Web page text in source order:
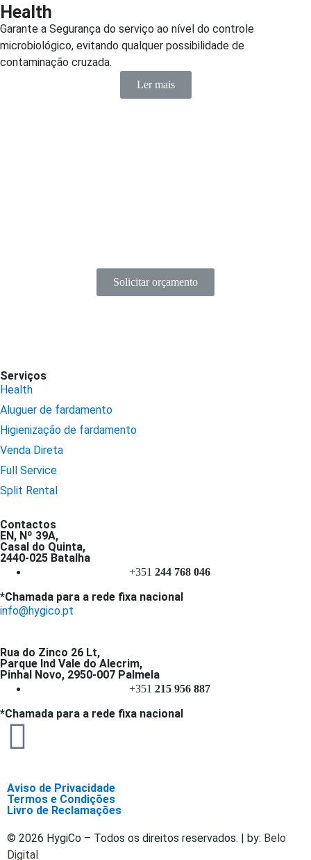
Health
Garante a Segurança do serviço ao nível do controle
microbiológico, evitando qualquer possibilidade de
contaminação cruzada.
Ler mais
Solicitar orçamento
Serviços
Health
Aluguer de fardamento
Higienização de fardamento
Venda Direta
Full Service
Split Rental
Contactos
EN, Nº 39A,
Casal do Quinta,
2440-025 Batalha
+351 244 768 046
*Chamada para a rede fixa nacional
info@hygico.pt
Rua do Zinco 26 Lt,
Parque Ind Vale do Alecrim,
Pinhal Novo, 2950-007 Palmela
+351 215 956 887
*Chamada para a rede fixa nacional
© 2026 HygiCo – Todos os direitos reservados. | by: Belo
Digital
Aviso de Privacidade
Termos e Condições
Livro de Reclamações